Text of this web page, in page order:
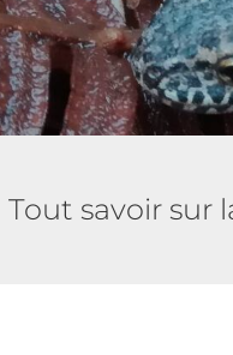
Tout savoir sur